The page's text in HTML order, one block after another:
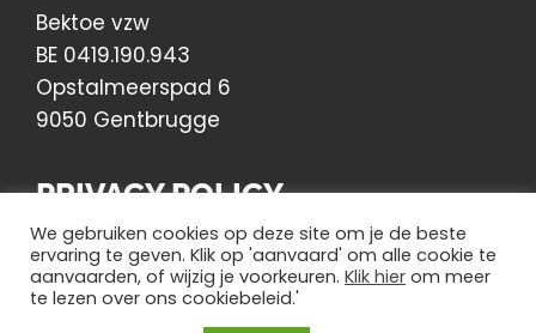
Bektoe vzw
BE 0419.190.943
Opstalmeerspad 6
9050 Gentbrugge
PRIVACY POLICY
Lees hier ons Privacy Beleid
We gebruiken cookies op deze site om je de beste
ervaring te geven. Klik op 'aanvaard' om alle cookie te
aanvaarden, of wijzig je voorkeuren. Klik hier om meer
te lezen over ons cookiebeleid.'